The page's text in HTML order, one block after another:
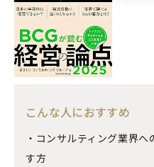
こんな人におすすめ
・コンサルティング業界
す方